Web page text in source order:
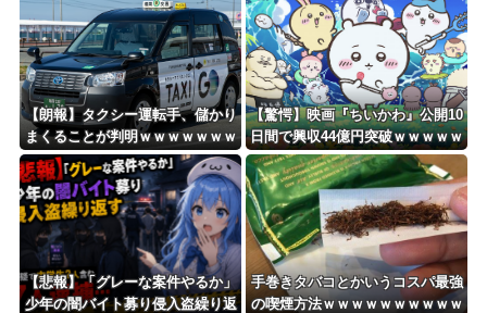
Powered by livedoor 相互RSS
【朗報】タクシー運転手、儲かり
まくることが判明ｗｗｗｗｗｗｗ
ｗｗｗｗｗｗｗｗｗｗｗｗｗｗｗ
ｗｗｗ
【驚愕】映画『ちいかわ』公開10
日間で興収44億円突破ｗｗｗｗｗ
ｗｗｗｗｗ
【悲報】「グレーな案件やるか」
少年の闇バイト募り侵入盗繰り返
手巻きタバコとかいうコスパ最強
の喫煙方法ｗｗｗｗｗｗｗｗｗｗ